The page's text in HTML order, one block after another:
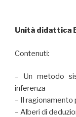
Unità didattica
Contenuti:
– Un metodo
inferenza
– Il ragionamento
– Alberi di